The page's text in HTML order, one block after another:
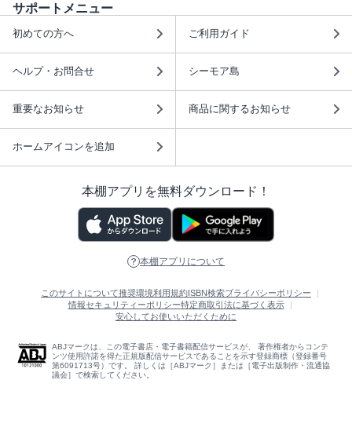
サポートメニュー
初めての方へ ご利用ガイド
ヘルプ・お問合せ シーモア島
重要なお知らせ 商品に関するお知らせ
ホームアイコンを追加
本棚アプリを無料ダウンロード！
本棚アプリについて
このサイトについて推奨環境利用規約 ISBN検索プライバシーポリシー
情報セキュリティーポリシー特定商取引法に基づく表示
安心してお使いいただくために
ABJマークは、この電子書店・電子書籍配信サービスが、 著作権者からコンテ
ンツ使用許諾を得た正規版配信サービスであることを示す登録商標（登録番号
第6091713号）です。 詳しくは［ABJマーク］または［電子出版制作・流通協
議会］で検索してください。